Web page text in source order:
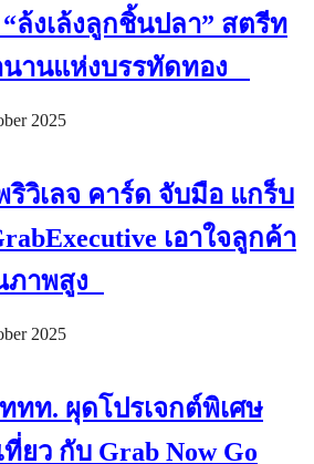
ล้งเล้งลูกชิ้นปลา” สตรีท
านแห่งบรรทัดทอง
2025
วิเลจ คาร์ด จับมือ แกร็บ
เอาใจลูกค้า
าพสูง
2025
ทท. ผุดโปรเจกต์พิเศษ
ยว กับ Grab Now Go